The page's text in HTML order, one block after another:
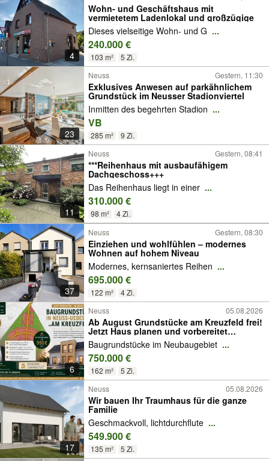
4
Wohn- und Geschäftshaus mit
vermietetem Ladenlokal und großzügige
Dieses vielseitige Wohn- und G ...
240.000 €
103 m² 5 Zi.
23
Neuss Gestern, 11:30
Exklusives Anwesen auf parkähnlichem
Grundstück im Neusser Stadionviertel
Inmitten des begehrten Stadion ...
VB
285 m² 9 Zi.
11
Neuss Gestern, 08:41
***Reihenhaus mit ausbaufähigem
Dachgeschoss+++
Das Reihenhaus liegt in einer ...
310.000 €
98 m² 4 Zi.
37
Neuss Gestern, 08:30
Einziehen und wohlfühlen – modernes
Wohnen auf hohem Niveau
Modernes, kernsaniertes Reihen ...
695.000 €
122 m² 4 Zi.
6
Neuss 05.08.2026
Ab August Grundstücke am Kreuzfeld frei!
Jetzt Haus planen und vorbereitet
mitbieten!
Baugrundstücke im Neubaugebiet ...
750.000 €
162 m² 5 Zi.
17
Neuss 05.08.2026
Wir bauen Ihr Traumhaus für die ganze
Familie
Geschmackvoll, lichtdurchflute ...
549.900 €
135 m² 5 Zi.